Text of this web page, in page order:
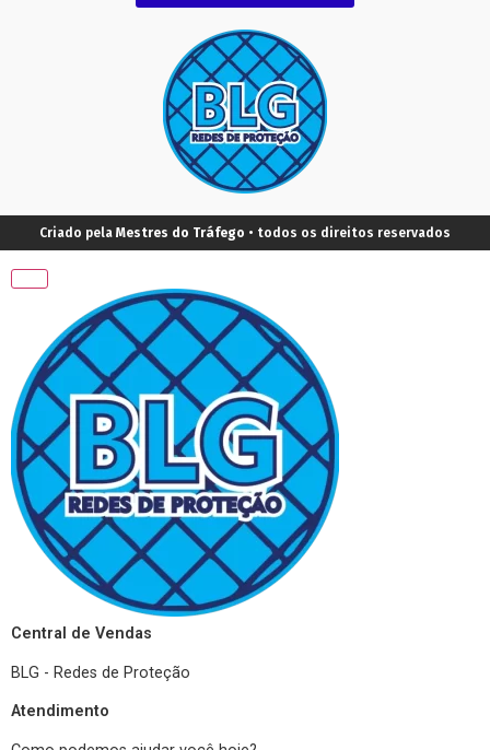
Criado pela Mestres do Tráfego • todos os direitos reservados
Central de Vendas
BLG - Redes de Proteção
Atendimento